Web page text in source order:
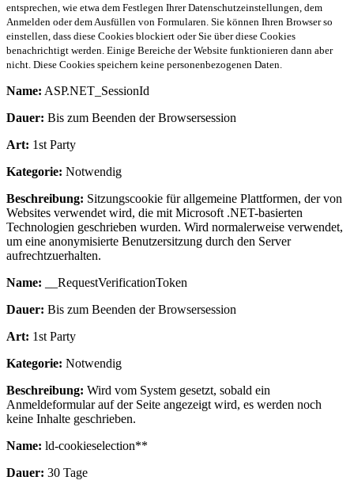
entsprechen, wie etwa dem Festlegen Ihrer Datenschutzeinstellungen, dem
Anmelden oder dem Ausfüllen von Formularen. Sie können Ihren Browser so
einstellen, dass diese Cookies blockiert oder Sie über diese Cookies
benachrichtigt werden. Einige Bereiche der Website funktionieren dann aber
nicht. Diese Cookies speichern keine personenbezogenen Daten.
Name: ASP.NET_SessionId
Dauer: Bis zum Beenden der Browsersession
Art: 1st Party
Kategorie: Notwendig
Beschreibung: Sitzungscookie für allgemeine Plattformen, der von
Websites verwendet wird, die mit Microsoft .NET-basierten
Technologien geschrieben wurden. Wird normalerweise verwendet,
um eine anonymisierte Benutzersitzung durch den Server
aufrechtzuerhalten.
Name: __RequestVerificationToken
Dauer: Bis zum Beenden der Browsersession
Art: 1st Party
Kategorie: Notwendig
Beschreibung: Wird vom System gesetzt, sobald ein
Anmeldeformular auf der Seite angezeigt wird, es werden noch
keine Inhalte geschrieben.
Name: ld-cookieselection**
Dauer: 30 Tage